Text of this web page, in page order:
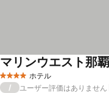
4 ホテルのランク
ホテル
マリンウエスト那覇
/ ユーザー評価はありません